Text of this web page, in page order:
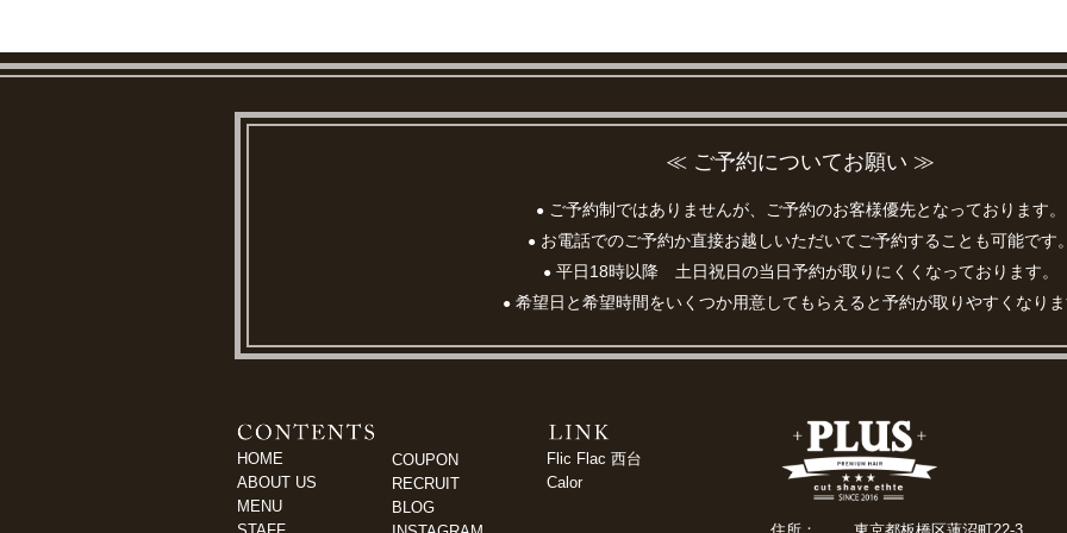
≪ ご予約についてお願い ≫
●ご予約制ではありませんが、ご予約のお客様優先となっております。
●お電話でのご予約か直接お越しいただいてご予約することも可能です
●平日18時以降 土日祝日の当日予約が取りにくくなっております。
●希望日と希望時間をいくつか用意してもらえると予約が取りやすくなり
HOME
ABOUT US
MENU
COUPON
RECRUIT
BLOG
Flic Flac 西台
Calor